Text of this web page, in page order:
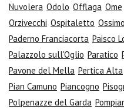
Nuvolera Odolo Offlaga Ome
Orzivecchi Ospitaletto Ossimo
Paderno Franciacorta Paisco
Palazzolo sull'Oglio Paratico
Pavone del Mella Pertica Alta
Pian Camuno Piancogno
Polpenazze del Garda